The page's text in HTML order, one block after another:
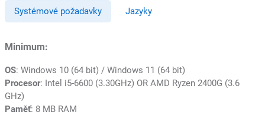
Systémové požadavky Jazyky
Minimum:
OS: Windows 10 (64 bit) / Windows 11 (64 bit)
Procesor: Intel i5-6600 (3.30GHz) OR AMD Ryzen 2400G (3.6
GHz)
Paměť: 8 MB RAM